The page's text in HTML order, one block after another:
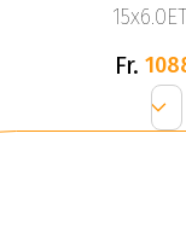
Fr.